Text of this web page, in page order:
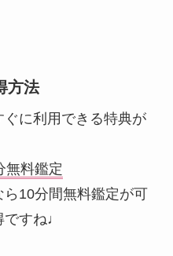
方法
に利用できる特典が
無料鑑定
10分間無料鑑定が可
すね♩